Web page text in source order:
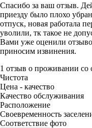
Спасибо за ваш отзыв.
приезду было плохо
отпуск, новая работала
уволили, тк такое не
Вами уже оценили
приносим извинения.
1 отзыв о проживании со
Чистота
Цена - качество
Качество обслуживания
Расположение
Своевременность
Соответствие фото